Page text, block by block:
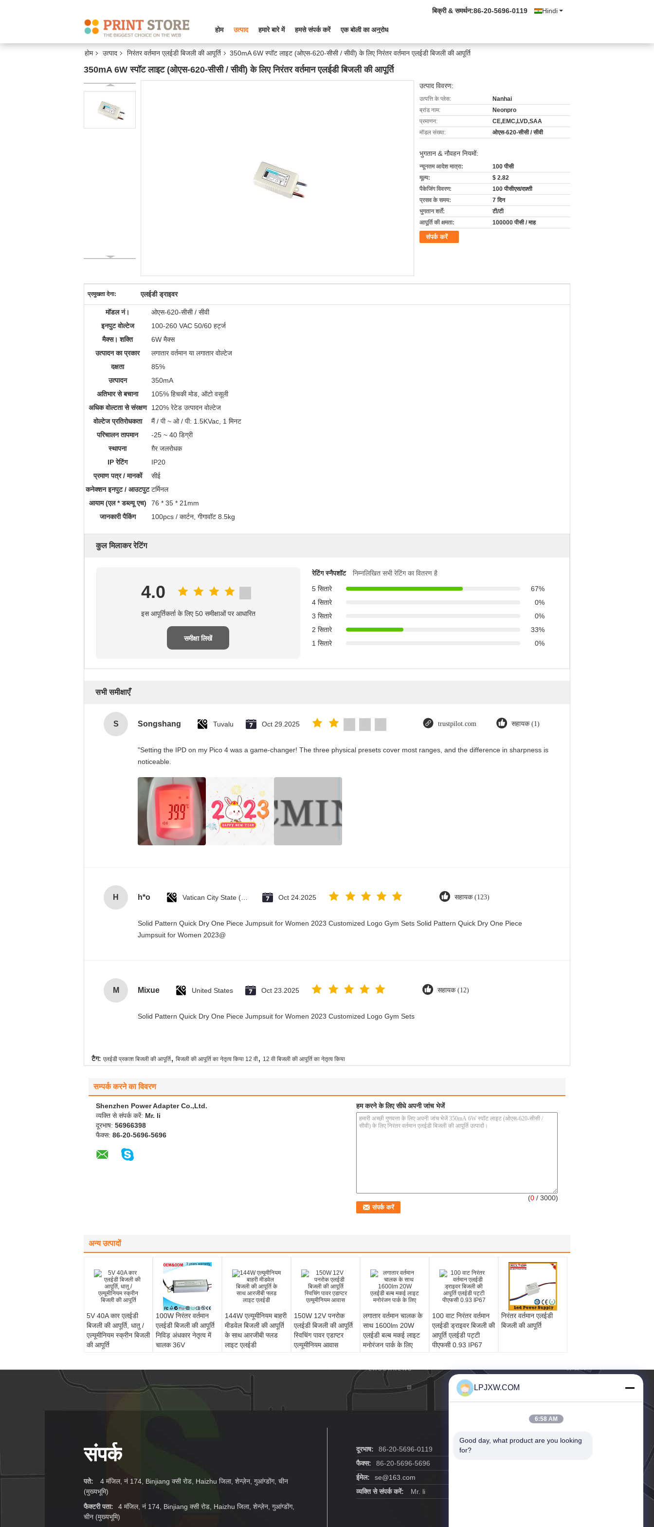
Hindi
बिक्री & समर्थन:86-20-5696-0119
होम उत्पाद हमारे बारे में हमसे संपर्क करें एक बोली का अनुरोध
होम उत्पाद निरंतर वर्तमान एलईडी बिजली की आपूर्ति 350mA 6W स्पॉट लाइट (ओएस-620-सीसी / सीवी) के लिए निरंतर वर्तमान एलईडी बिजली की आपूर्ति
350mA 6W स्पॉट लाइट (ओएस-620-सीसी / सीवी) के लिए निरंतर वर्तमान एलईडी बिजली की आपूर्ति
उत्पाद विवरण:
उत्पत्ति के प्लेस:
Nanhai
ब्रांड नाम:
Neonpro
प्रमाणन:
CE,EMC,LVD,SAA
मॉडल संख्या:
ओएस-620-सीसी / सीवी
भुगतान & नौवहन नियमों:
न्यूनतम आदेश मात्रा:
100 पीसी
मूल्य:
$ 2.82
पैकेजिंग विवरण:
100 पीसीएस/दफ़्ती
प्रसव के समय:
7 दिन
भुगतान शर्तें:
टी/टी
आपूर्ति की क्षमता:
100000 पीसी / माह
संपर्क करें
प्रमुखता देना: एलईडी ड्राइवर
मॉडल नं।
ओएस-620-सीसी / सीवी
इनपुट वोल्टेज
100-260 VAC 50/60 हर्ट्ज
मैक्स। शक्ति
6W मैक्स
उत्पादन का प्रकार
लगातार वर्तमान या लगातार वोल्टेज
दक्षता
85%
उत्पादन
350mA
अतिभार से बचाना
105% हिचकी मोड, ऑटो वसूली
अधिक वोल्टता से संरक्षण
120% रेटेड उत्पादन वोल्टेज
वोल्टेज प्रतिरोधकता
मैं / पी ~ ओ / पी: 1.5KVac, 1 मिनट
परिचालन तापमान
-25 ~ 40 डिग्री
स्थापना
ग़ैर जलरोधक
IP रेटिंग
IP20
प्रमाण पत्र / मानकों
सीई
कनेक्शन इनपुट / आउटपुट टर्मिनल
आयाम (एल * डब्ल्यू एच)
76 * 35 * 21mm
जानकारी पैकिंग
100pcs / कार्टन, गीगावॉट 8.5kg
कुल मिलाकर रेटिंग
4.0
इस आपूर्तिकर्ता के लिए 50 समीक्षाओं पर आधारित
समीक्षा लिखें
रेटिंग स्नैपशॉट
निम्नलिखित सभी रेटिंग का वितरण है
5 सितारे
67%
4 सितारे
0%
3 सितारे
0%
2 सितारे
33%
1 सितारे
0%
सभी समीक्षाएँ
S Songshang Tuvalu Oct 29.2025 trustpilot.com सहायक (1)
"Setting the IPD on my Pico 4 was a game-changer! The three physical presets cover most ranges, and the difference in sharpness is
noticeable.
H h*o Oct 24.2025 सहायक (123)
Solid Pattern Quick Dry One Piece Jumpsuit for Women 2023 Customized Logo Gym Sets Solid Pattern Quick Dry One Piece
Jumpsuit for Women 2023@
M Mixue United States Oct 23.2025 सहायक (12)
Solid Pattern Quick Dry One Piece Jumpsuit for Women 2023 Customized Logo Gym Sets
टैग: एलईडी प्रकाश बिजली की आपूर्ति, बिजली की आपूर्ति का नेतृत्व किया 12 वी, 12 वी बिजली की आपूर्ति का नेतृत्व किया
सम्पर्क करने का विवरण
Shenzhen Power Adapter Co.,Ltd.
व्यक्ति से संपर्क करें: Mr. li
दूरभाष: 56966398
फैक्स: 86-20-5696-5696
हम करने के लिए सीधे अपनी जांच भेजें
(0 / 3000)
अन्य उत्पादों
5V 40A कार एलईडी
बिजली की आपूर्ति, धातु /
एल्यूमीनियम स्क्रीन बिजली
की आपूर्ति
100W निरंतर वर्तमान
एलईडी बिजली की आपूर्ति
निविड़ अंधकार नेतृत्व में
चालक 36V
144W एल्यूमीनियम बाहरी
मीडवेल बिजली की आपूर्ति
के साथ आरजीबी फ्लड
लाइट एलईडी
150W 12V पनरोक
एलईडी बिजली की आपूर्ति
स्विचिंग पावर एडाप्टर
एल्यूमीनियम आवास
लगातार वर्तमान चालक के
साथ 1600lm 20W
एलईडी बल्ब मकई लाइट
मनोरंजन पार्क के लिए
100 वाट निरंतर वर्तमान
एलईडी ड्राइवर बिजली की
आपूर्ति एलईडी पट्टी
पीएफसी 0.93 IP67
निरंतर वर्तमान एलईडी
बिजली की आपूर्ति
संपर्क
पते:
4 मंजिल, नं 174, Binjiang क्सी रोड, Haizhu जिला, शेन्ज़ेन, गुआंग्डोंग, चीन
(मुख्यभूमि)
फैक्टरी पता:
4 मंजिल, नं 174, Binjiang क्सी रोड, Haizhu जिला, शेन्ज़ेन, गुआंग्डोंग,
चीन (मुख्यभूमि)
दूरभाष:
86-20-5696-0119
फैक्स:
86-20-5696-5696
ईमेल:
se@163.com
व्यक्ति से संपर्क करें:
Mr. li
LPJXW.COM
6:58 AM
Good day, what product are you looking
for?